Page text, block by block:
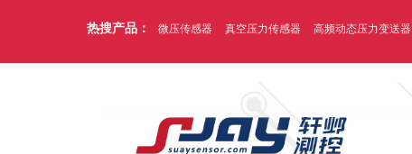
热搜产品： 微压传感器 真空压力传感器 高频动态压力变送器